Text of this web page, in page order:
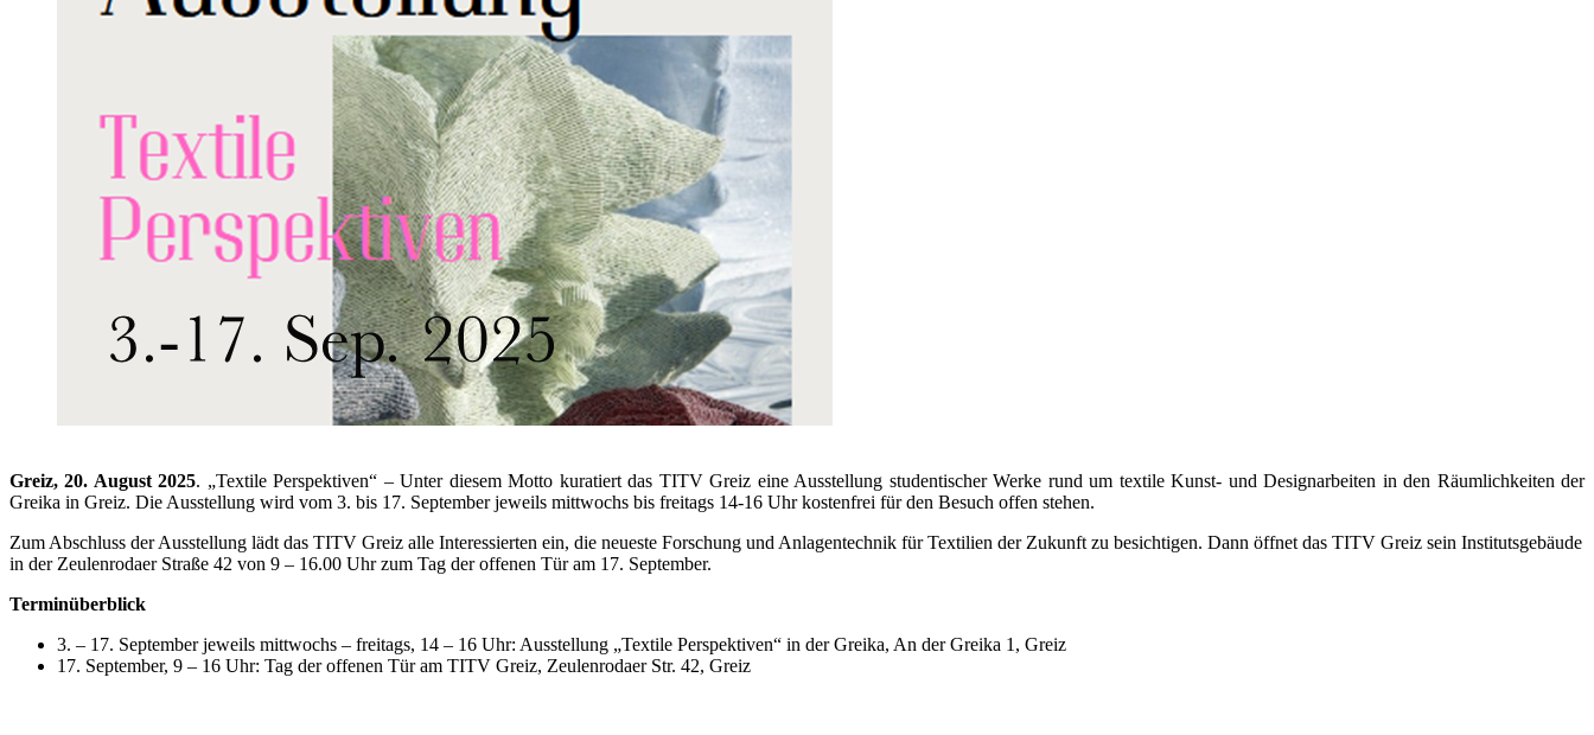
Greiz, 20. August 2025. „Textile Perspektiven“ – Unter diesem Motto kuratiert das TITV Greiz eine Ausstellung studentischer Werke rund um textile Kunst- und Designarbeiten in den Räumlichkeiten der
Greika in Greiz. Die Ausstellung wird vom 3. bis 17. September jeweils mittwochs bis freitags 14-16 Uhr kostenfrei für den Besuch offen stehen.
Zum Abschluss der Ausstellung lädt das TITV Greiz alle Interessierten ein, die neueste Forschung und Anlagentechnik für Textilien der Zukunft zu besichtigen. Dann öffnet das TITV Greiz sein Institutsgebäude
in der Zeulenrodaer Straße 42 von 9 – 16.00 Uhr zum Tag der offenen Tür am 17. September.
Terminüberblick
3. – 17. September jeweils mittwochs – freitags, 14 – 16 Uhr: Ausstellung „Textile Perspektiven“ in der Greika, An der Greika 1, Greiz
17. September, 9 – 16 Uhr: Tag der offenen Tür am TITV Greiz, Zeulenrodaer Str. 42, Greiz